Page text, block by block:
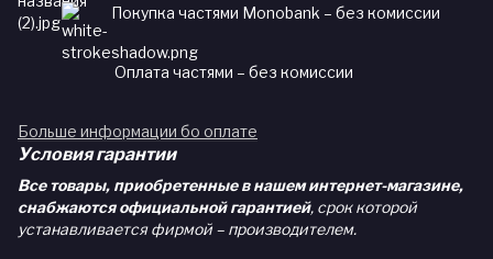
Покупка частями Monobank – без комиссии
Оплата частями – без комиссии
Больше информации бо оплате
Условия гарантии
Все товары, приобретенные в нашем интернет-магазине,
снабжаются официальной гарантией, срок которой
устанавливается фирмой – производителем.